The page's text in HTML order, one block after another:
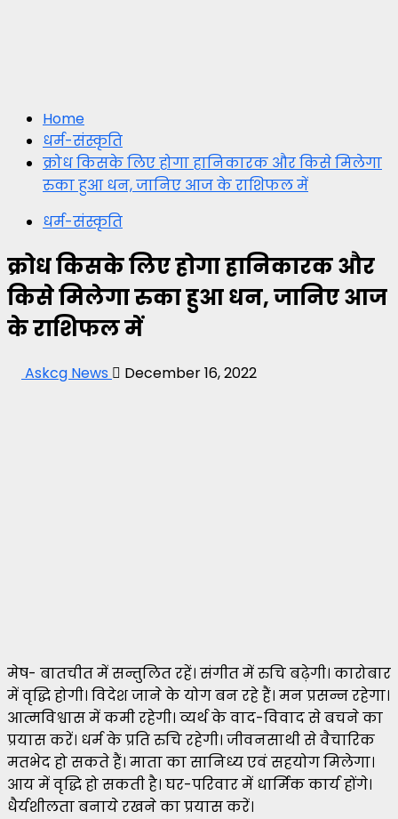
Home
धर्म-संस्कृति
क्रोध किसके लिए होगा हानिकारक और किसे मिलेगा
रुका हुआ धन, जानिए आज के राशिफल में
धर्म-संस्कृति
क्रोध किसके लिए होगा हानिकारक और
किसे मिलेगा रुका हुआ धन, जानिए आज
के राशिफल में
Askcg News December 16, 2022
मेष- बातचीत में सन्तुलित रहें। संगीत में रुचि बढ़ेगी। कारोबार
में वृद्धि होगी। विदेश जाने के योग बन रहे हैं। मन प्रसन्न रहेगा।
आत्मविश्वास में कमी रहेगी। व्यर्थ के वाद-विवाद से बचने का
प्रयास करें। धर्म के प्रति रुचि रहेगी। जीवनसाथी से वैचारिक
मतभेद हो सकते हैं। माता का सानिध्य एवं सहयोग मिलेगा।
आय में वृद्धि हो सकती है। घर-परिवार में धार्मिक कार्य होंगे।
धैर्यशीलता बनाये रखने का प्रयास करें।